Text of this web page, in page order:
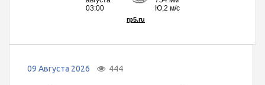
09 Августа 2026 444